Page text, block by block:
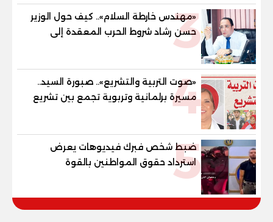
والنور للمكفوفين
3
«مهندس خارطة السلام».. كيف حول الوزير
حسن رشاد شروط الحرب المعقدة إلى
"خارطة طريق" للانسحاب والإعمار؟
4
«صوت التربية والتشريع».. صبورة السيد..
مسيرة برلمانية وتربوية تجمع بين تشريع
القوانين وصناعة الأجيال لبناء الإنسان
5
ضبط شخص فبرك فيديوهات يعرض
استرداد حقوق المواطنين بالقوة